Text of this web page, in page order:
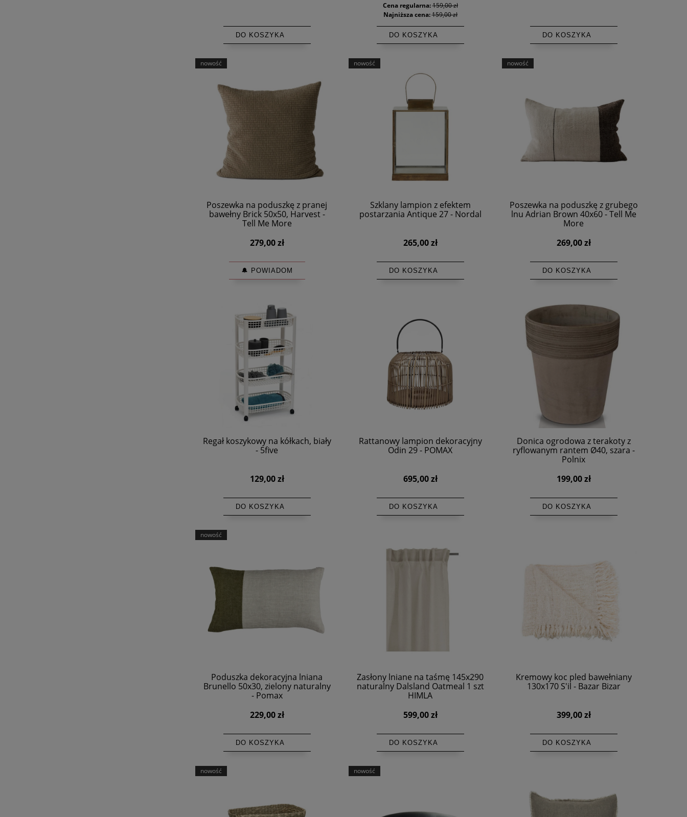
DO KOSZYKA
Cena regularna:159,00 zł
Najniższa cena:159,00 zł
DO KOSZYKA DO KOSZYKA
Poszewka na poduszkę z pranej
bawełny Brick 50x50, Harvest -
Tell Me More
279,00 zł
🔔 POWIADOM
nowość
Szklany lampion z efektem
postarzania Antique 27 - Nordal
265,00 zł
DO KOSZYKA
nowość
Poszewka na poduszkę z grubego
lnu Adrian Brown 40x60 - Tell Me
More
269,00 zł
DO KOSZYKA
nowość
Regał koszykowy na kółkach, biały
- 5five
129,00 zł
DO KOSZYKA
Rattanowy lampion dekoracyjny
Odin 29 - POMAX
695,00 zł
DO KOSZYKA
Donica ogrodowa z terakoty z
ryflowanym rantem Ø40, szara -
Polnix
199,00 zł
DO KOSZYKA
Poduszka dekoracyjna lniana
Brunello 50x30, zielony naturalny
- Pomax
229,00 zł
DO KOSZYKA
nowość
Zasłony lniane na taśmę 145x290
naturalny Dalsland Oatmeal 1 szt
HIMLA
599,00 zł
DO KOSZYKA
Kremowy koc pled bawełniany
130x170 S'il - Bazar Bizar
399,00 zł
DO KOSZYKA
nowość nowość